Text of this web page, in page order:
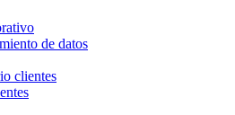
de datos
clientes